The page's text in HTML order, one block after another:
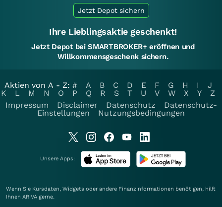
Jetzt Depot sichern
Ihre Lieblingsaktie geschenkt!
Jetzt Depot bei SMARTBROKER+ eröffnen und
Willkommensgeschenk sichern.
Aktien von A - Z: # A B C D E F G H I
J
K
L M N O P Q R S T U V W X Y
Z
Impressum
Disclaimer Datenschutz
Datenschutz-
Einstellungen
Nutzungsbedingungen
Unsere Apps:
Wenn Sie Kursdaten, Widgets oder andere Finanzinformationen benötigen, hilft
Ihnen ARIVA gerne.